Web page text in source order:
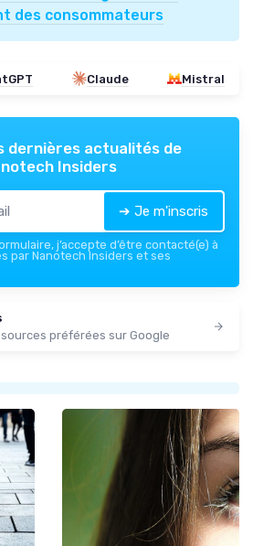
des consommateurs
Claude Mistral
dernières actualités de
Insiders
➔ Je m'inscris
j’accepte d’être contacté(e) à
par Nanotech Insiders et ses
préférées sur Google